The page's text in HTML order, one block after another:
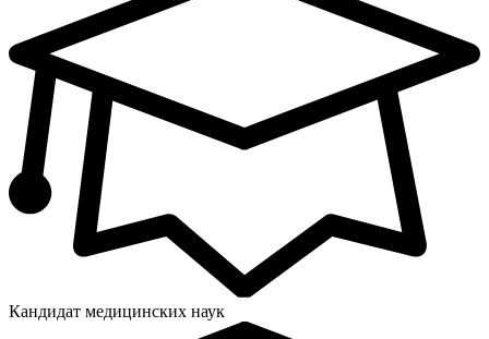
Кандидат медицинских наук